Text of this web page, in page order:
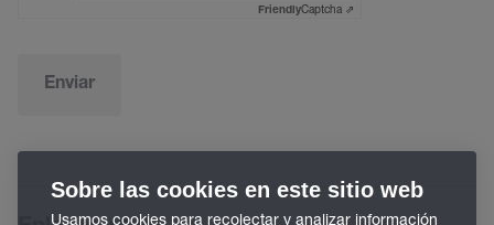
FriendlyCaptcha ⇗
Enviar
Sobre las cookies en este sitio web
Usamos cookies para recolectar y analizar información